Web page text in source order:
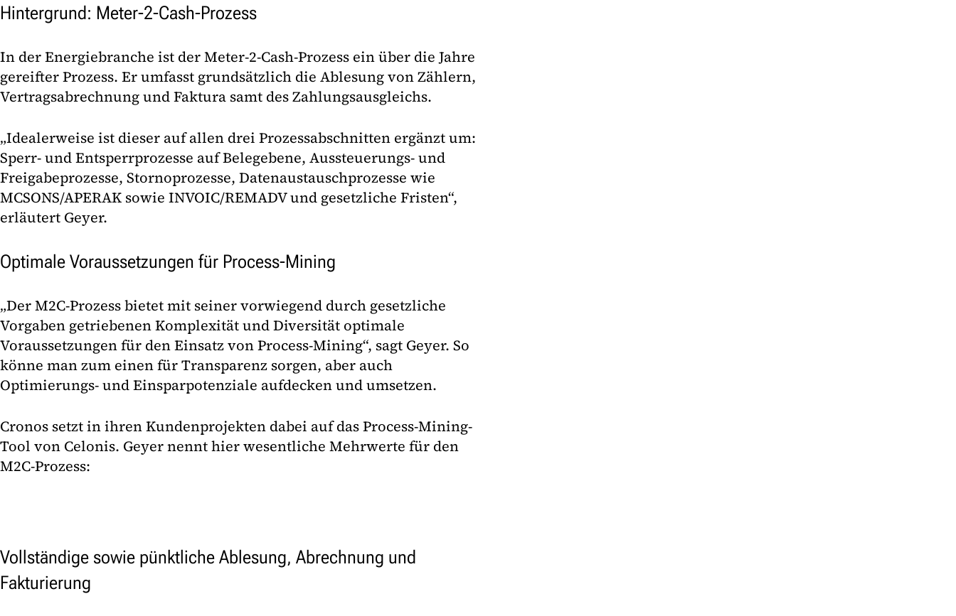
Hintergrund: Meter-2-Cash-Prozess
In der Energiebranche ist der Meter-2-Cash-Prozess ein über die Jahre
gereifter Prozess. Er umfasst grundsätzlich die Ablesung von Zählern,
Vertragsabrechnung und Faktura samt des Zahlungsausgleichs.
„Idealerweise ist dieser auf allen drei Prozessabschnitten ergänzt um:
Sperr- und Entsperrprozesse auf Belegebene, Aussteuerungs- und
Freigabeprozesse, Stornoprozesse, Datenaustauschprozesse wie
MCSONS/APERAK sowie INVOIC/REMADV und gesetzliche Fristen“,
erläutert Geyer.
Optimale Voraussetzungen für Process-Mining
„Der M2C-Prozess bietet mit seiner vorwiegend durch gesetzliche
Vorgaben getriebenen Komplexität und Diversität optimale
Voraussetzungen für den Einsatz von Process-Mining“, sagt Geyer. So
könne man zum einen für Transparenz sorgen, aber auch
Optimierungs- und Einsparpotenziale aufdecken und umsetzen.
Cronos setzt in ihren Kundenprojekten dabei auf das Process-Mining-
Tool von Celonis. Geyer nennt hier wesentliche Mehrwerte für den
M2C-Prozess:
Vollständige sowie pünktliche Ablesung, Abrechnung und
Fakturierung